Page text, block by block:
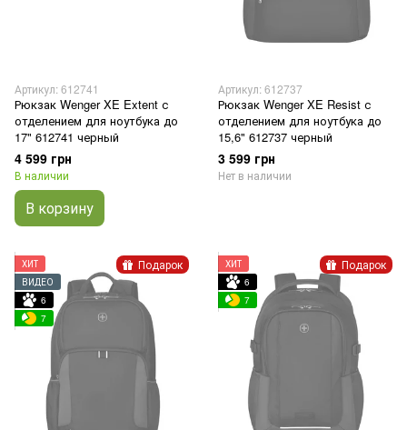
Артикул: 612741
Рюкзак Wenger XE Extent с
отделением для ноутбука до
17" 612741 черный
4 599 грн
В наличии
В корзину
Артикул: 612737
Рюкзак Wenger XE Resist с
отделением для ноутбука до
15,6" 612737 черный
3 599 грн
Нет в наличии
Подарок
ХИТ
ВИДЕО
6
7
Подарок
ХИТ
6
7